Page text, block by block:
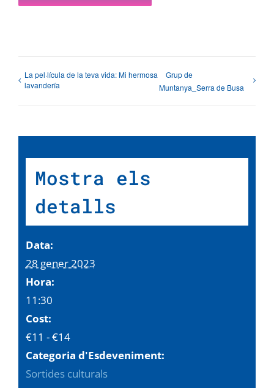
La pel·lícula de la teva vida: Mi hermosa
lavandería
Grup de
Muntanya_Serra de Busa
Mostra els
detalls
Data:
28 gener 2023
Hora:
11:30
Cost:
€11 - €14
Categoria d'Esdeveniment:
Sortides culturals